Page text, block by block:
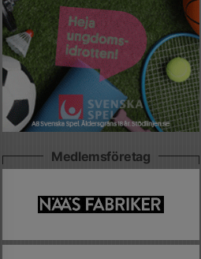
Medlemsföretag